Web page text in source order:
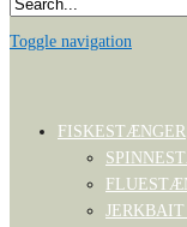
Toggle navigation
FISKESTÆNGER